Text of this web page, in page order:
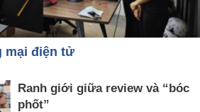
mại điện tử
Ranh giới giữa review và “bóc
phốt”